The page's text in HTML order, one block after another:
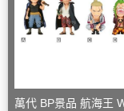
萬代 BP景品 航海王